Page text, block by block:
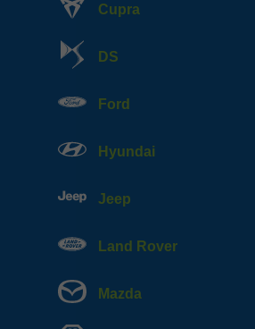
Cupra
DS
Ford
Hyundai
Jeep
Land Rover
Mazda